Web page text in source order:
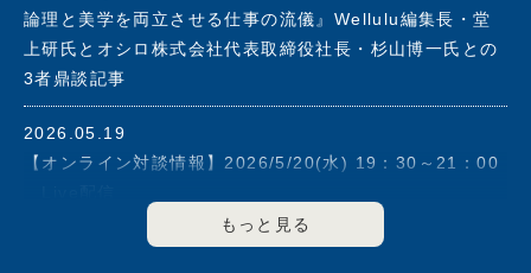
▼その他の役職
イザリーボードメンバー
2003年5月～2008年6月(株)エヌ・ティ・ティ・ドコモ(現
2006年6月～2018年3月(株)資生堂 社外取締役
2020年8月セーフィー(株)社外取締役
論理と美学を両立させる仕事の流儀』Wellulu編集長・堂
上研氏とオシロ株式会社代表取締役社長・杉山博一氏との
3者鼎談記事
2026.05.19
【オンライン対談情報】2026/5/20(水) 19：30～21：00
FLAGS 「伊藤羊一が聞く！」#5 ゲスト：岩田彰一郎
著書『起業家になる前に知っておいてほしいこと』オンラ